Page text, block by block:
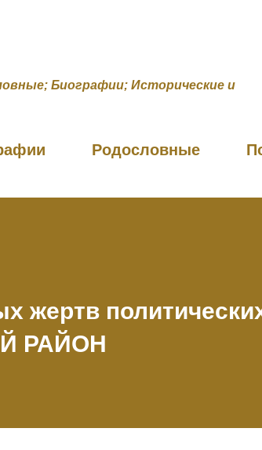
Биографии; Исторические и
Родословные
жертв
РАЙОН